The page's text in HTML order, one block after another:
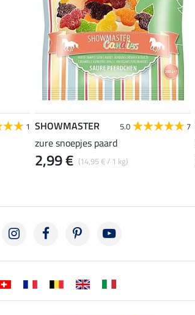
1 SHOWMASTER 5.0 7
zure snoepjes paard
(14,95 € / 1 kg)
2,99 €